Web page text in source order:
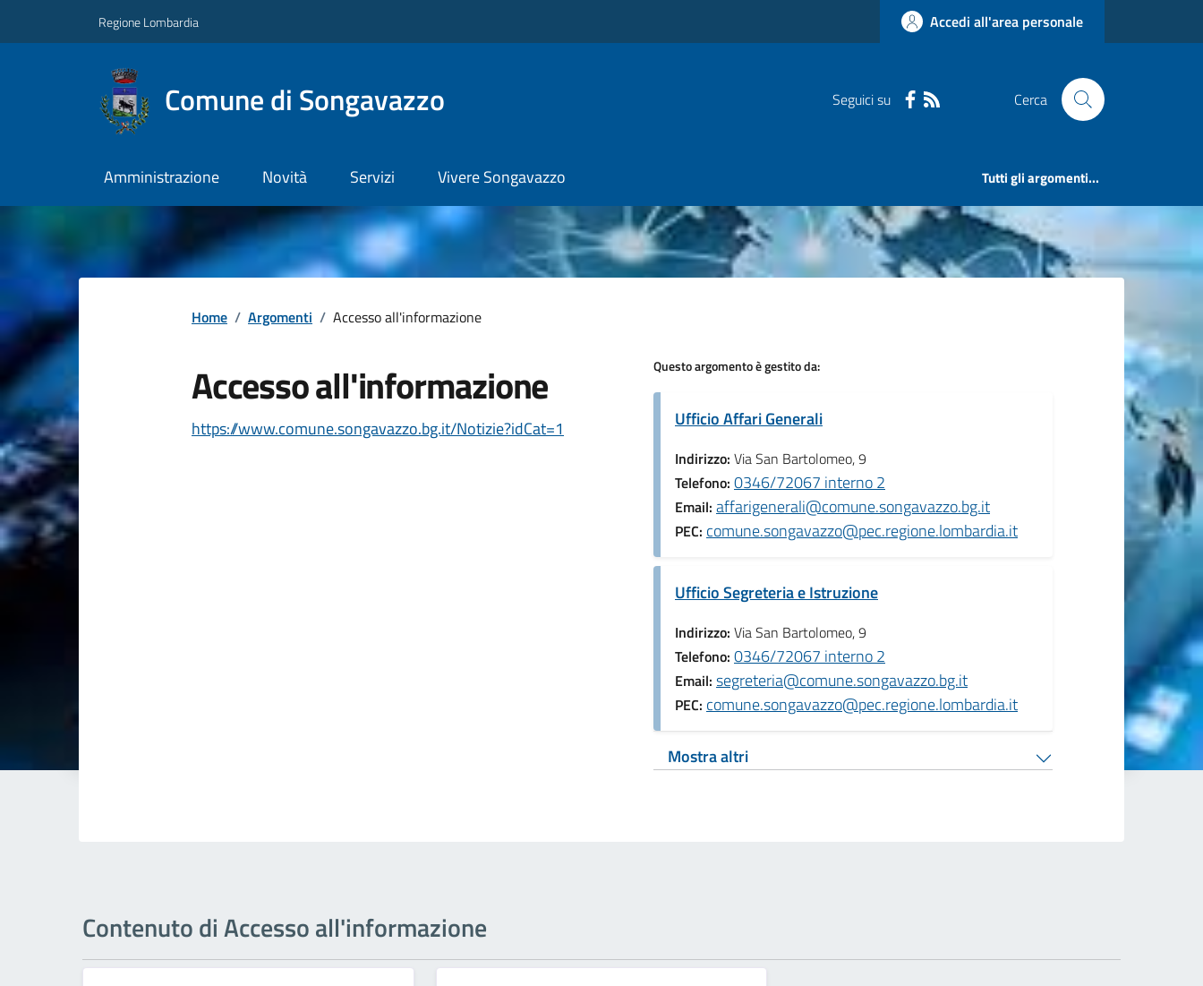
Regione Lombardia Accedi all'area personale
Comune di Songavazzo Seguici su Cerca
Amministrazione Novità Servizi Vivere Songavazzo Tutti gli argomenti...
Home / Argomenti / Accesso all'informazione
Accesso all'informazione
https://www.comune.songavazzo.bg.it/Notizie?idCat=1
Questo argomento è gestito da:
Ufficio Affari Generali
Indirizzo: Via San Bartolomeo, 9
Telefono: 0346/72067 interno 2
Email: affarigenerali@comune.songavazzo.bg.it
PEC: comune.songavazzo@pec.regione.lombardia.it
Ufficio Segreteria e Istruzione
Indirizzo: Via San Bartolomeo, 9
Telefono: 0346/72067 interno 2
Email: segreteria@comune.songavazzo.bg.it
PEC: comune.songavazzo@pec.regione.lombardia.it
Mostra altri
Contenuto di Accesso all'informazione